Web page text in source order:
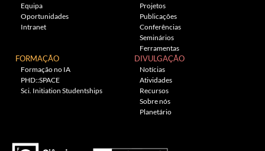
Equipa
Oportunidades
Intranet
Projetos
Publicações
Conferências
Seminários
Ferramentas
FORMAÇÃO
Formação no IA
PHD::SPACE
Sci. Initiation Studentships
DIVULGAÇÃO
Notícias
Atividades
Recursos
Sobre nós
Planetário